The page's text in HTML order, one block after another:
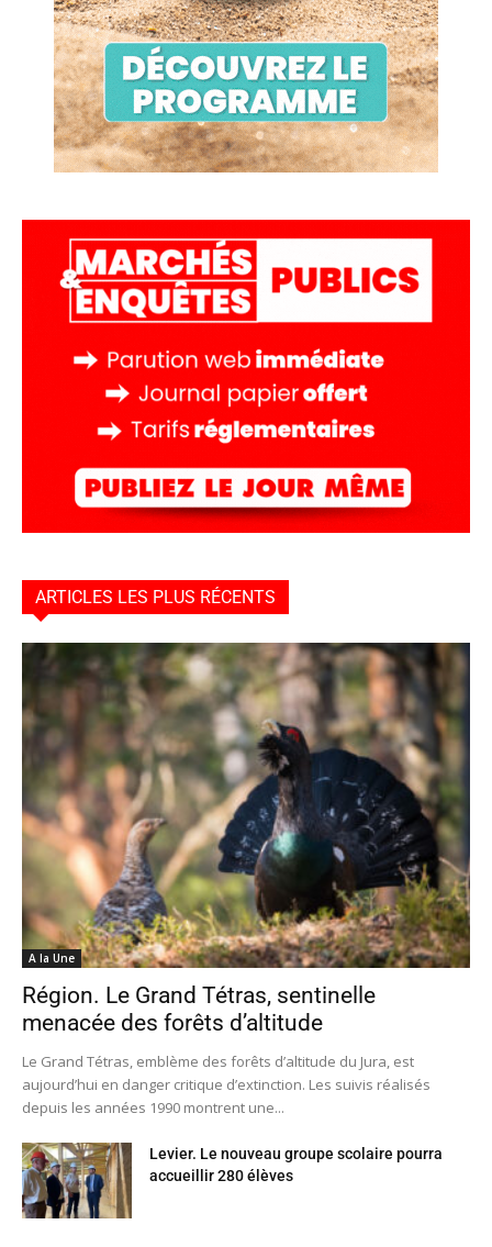
ARTICLES LES PLUS RÉCENTS
A la Une
Région. Le Grand Tétras, sentinelle
menacée des forêts d’altitude
Le Grand Tétras, emblème des forêts d’altitude du Jura, est
aujourd’hui en danger critique d’extinction. Les suivis réalisés
depuis les années 1990 montrent une...
Levier. Le nouveau groupe scolaire pourra
accueillir 280 élèves